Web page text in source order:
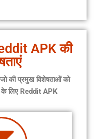
APK की
की प्रमुख विशेषताओं को
के लिए Reddit APK